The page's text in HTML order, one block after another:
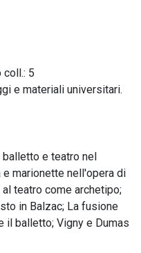
coll.: 5
e materiali universitari.
balletto e teatro nel
marionette nell'opera di
teatro come archetipo;
in Balzac; La fusione
il balletto; Vigny e Dumas